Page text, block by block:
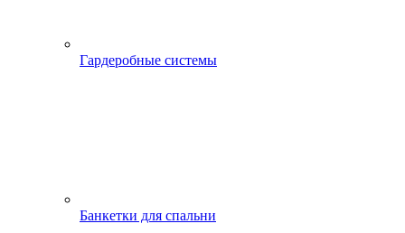
Гардеробные системы
Банкетки для спальни